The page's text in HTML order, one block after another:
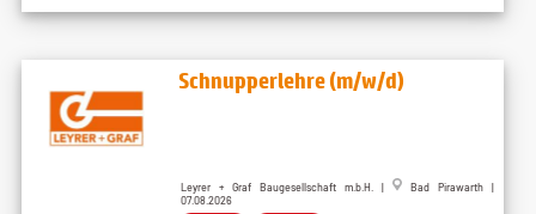
Schnupperlehre (m/w/d)
Leyrer + Graf Baugesellschaft m.b.H. |
Bad Pirawarth |
07.08.2026